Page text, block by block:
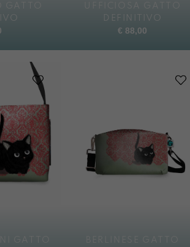
UFFICIOSA GATTO
DEFINITIVO
€ 88,00
GATTO